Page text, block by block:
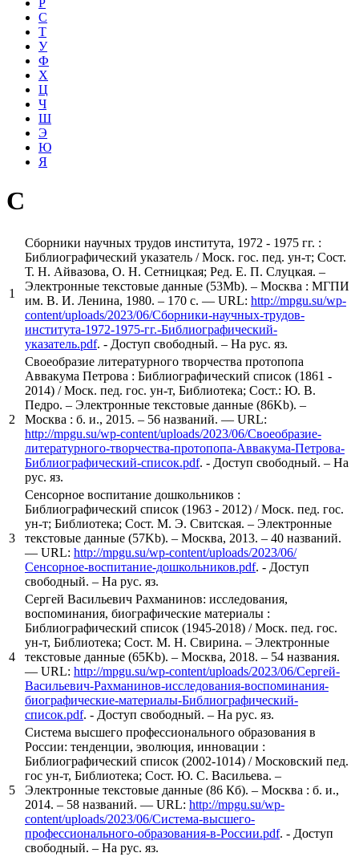
Р
С
Т
У
Ф
Х
Ц
Ч
Ш
Э
Ю
Я
С
1
Сборники научных трудов института, 1972 - 1975 гг. :
Библиографический указатель / Моск. гос. пед. ун-т; Сост.
Т. Н. Айвазова, О. Н. Сетницкая; Ред. Е. П. Слуцкая. –
Электронные текстовые данные (53Mb). – Москва : МГПИ
им. В. И. Ленина, 1980. – 170 с. — URL: http://mpgu.su/wp-
content/uploads/2023/06/Сборники-научных-трудов-
института-1972-1975-гг.-Библиографический-
указатель.pdf. - Доступ свободный. – На рус. яз.
2
Своеобразие литературного творчества протопопа
Аввакума Петрова : Библиографический список (1861 -
2014) / Моск. пед. гос. ун-т, Библиотека; Сост.: Ю. В.
Педро. – Электронные текстовые данные (86Kb). –
Москва : б. и., 2015. – 56 названий. — URL:
http://mpgu.su/wp-content/uploads/2023/06/Своеобразие-
литературного-творчества-протопопа-Аввакума-Петрова-
Библиографический-список.pdf. - Доступ свободный. – На
рус. яз.
3
Сенсорное воспитание дошкольников :
Библиографический список (1963 - 2012) / Моск. пед. гос.
ун-т; Библиотека; Сост. М. Э. Свитская. – Электронные
текстовые данные (57Kb). – Москва, 2013. – 40 названий.
— URL: http://mpgu.su/wp-content/uploads/2023/06/
Сенсорное-воспитание-дошкольников.pdf. - Доступ
свободный. – На рус. яз.
4
Сергей Васильевич Рахманинов: исследования,
воспоминания, биографические материалы :
Библиографический список (1945-2018) / Моск. пед. гос.
ун-т, Библиотека; Сост. М. Н. Свирина. – Электронные
текстовые данные (65Kb). – Москва, 2018. – 54 названия.
— URL: http://mpgu.su/wp-content/uploads/2023/06/Сергей-
Васильевич-Рахманинов-исследования-воспоминания-
биографические-материалы-Библиографический-
список.pdf. - Доступ свободный. – На рус. яз.
5
Система высшего профессионального образования в
России: тенденции, эволюция, инновации :
Библиографический список (2002-1014) / Московский пед.
гос ун-т, Библиотека; Сост. Ю. С. Васильева. –
Электронные текстовые данные (86 Кб). – Москва : б. и.,
2014. – 58 названий. — URL: http://mpgu.su/wp-
content/uploads/2023/06/Система-высшего-
профессионального-образования-в-России.pdf. - Доступ
свободный. – На рус. яз.